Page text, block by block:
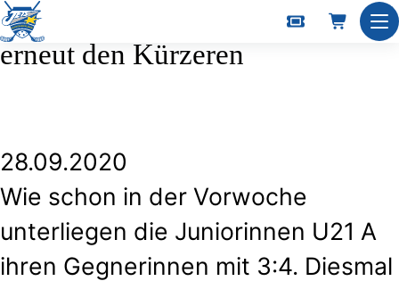
U21 A zieht in engem Spiel
erneut den Kürzeren
28.09.2020
Wie schon in der Vorwoche
unterliegen die Juniorinnen U21 A
ihren Gegnerinnen mit 3:4. Diesmal